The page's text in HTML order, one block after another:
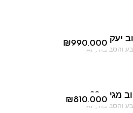
₪990.000
יעקב פיכמן
והסביבה ,
AF
₪810.000
מגידו 38
והסביבה ,
AF